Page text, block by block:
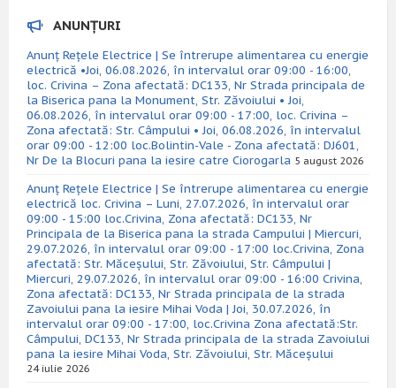
ANUNȚURI
Anunț Rețele Electrice | Se întrerupe alimentarea cu energie
electrică •Joi, 06.08.2026, în intervalul orar 09:00 - 16:00,
loc. Crivina – Zona afectată: DC133, Nr Strada principala de
la Biserica pana la Monument, Str. Zăvoiului • Joi,
06.08.2026, în intervalul orar 09:00 - 17:00, loc. Crivina –
Zona afectată: Str. Câmpului • Joi, 06.08.2026, în intervalul
orar 09:00 - 12:00 loc.Bolintin-Vale - Zona afectată: DJ601,
Nr De la Blocuri pana la iesire catre Ciorogarla 5 august 2026
Anunț Rețele Electrice | Se întrerupe alimentarea cu energie
electrică loc. Crivina – Luni, 27.07.2026, în intervalul orar
09:00 - 15:00 loc.Crivina, Zona afectată: DC133, Nr
Principala de la Biserica pana la strada Campului | Miercuri,
29.07.2026, în intervalul orar 09:00 - 17:00 loc.Crivina, Zona
afectată: Str. Măceșului, Str. Zăvoiului, Str. Câmpului |
Miercuri, 29.07.2026, în intervalul orar 09:00 - 16:00 Crivina,
Zona afectată: DC133, Nr Strada principala de la strada
Zavoiului pana la iesire Mihai Voda | Joi, 30.07.2026, în
intervalul orar 09:00 - 17:00, loc.Crivina Zona afectată:Str.
Câmpului, DC133, Nr Strada principala de la strada Zavoiului
pana la iesire Mihai Voda, Str. Zăvoiului, Str. Măceșului
24 iulie 2026